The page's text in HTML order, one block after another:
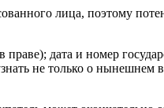
лица, поэтому
дата и номер
не только о нынешнем